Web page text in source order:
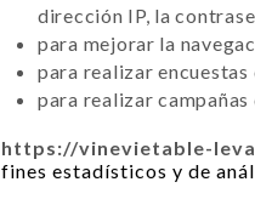
dirección IP, la
para mejorar la
para realizar
para realizar
https://vinevietable-
fines estadísticos y de